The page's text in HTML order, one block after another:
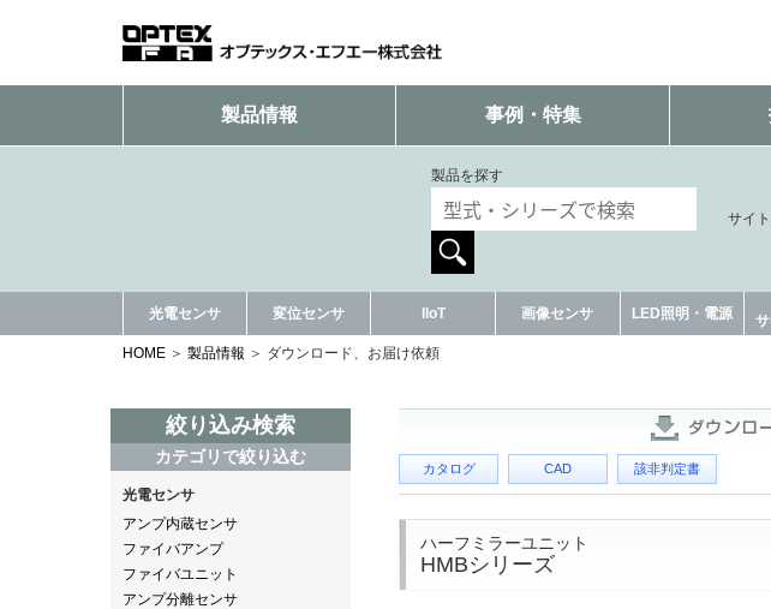
製品情報 事例・特集
製品を探す
サイ
光電センサ 変位センサ IIoT 画像センサ LED照明・電源
HOME 製品情報 ダウンロード、お届け依頼
絞り込み検索
カテゴリで絞り込む
光電センサ
アンプ内蔵センサ
ファイバアンプ
ファイバユニット
アンプ分離センサ
カタログ CAD 該非判定書
ハーフミラーユニット
HMBシリーズ